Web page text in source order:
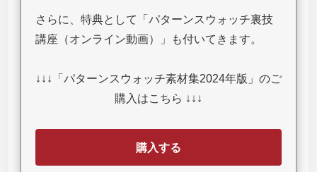
さらに、特典として「パターンスウォッチ裏技
講座（オンライン動画）」も付いてきます。
↓↓↓「パターンスウォッチ素材集2024年版」のご
購入はこちら ↓↓↓
購入する